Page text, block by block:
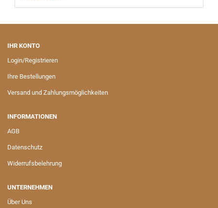
IHR KONTO
Login/Registrieren
Ihre Bestellungen
Versand und Zahlungsmöglichkeiten
INFORMATIONEN
AGB
Datenschutz
Widerrufsbelehrung
UNTERNEHMEN
Über Uns